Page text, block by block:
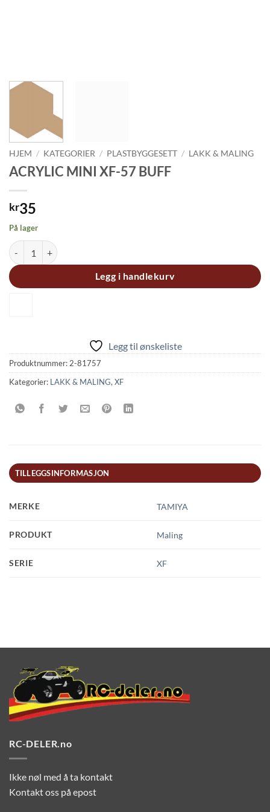
HJEM / KATEGORIER / PLASTBYGGESETT / LAKK & MALING
ACRYLIC MINI XF-57 BUFF
kr35
På lager
ACRYLIC MINI XF-57 BUFF antall
Legg i handlekurv
Legg til ønskeliste
Produktnummer:2-81757
Kategorier: LAKK & MALING,XF
TILLEGGSINFORMASJON
MERKE TAMIYA
PRODUKT Maling
SERIE XF
RC-DELER.no
Ikke nøl med å ta kontakt
Kontakt oss på epost